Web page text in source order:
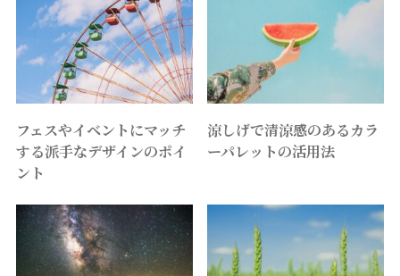
フェスやイベントにマッチ
する派手なデザインのポイ
ント
涼しげで清涼感のあるカラ
ーパレットの活用法